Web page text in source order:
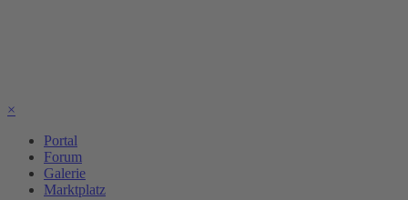
×
Portal
Forum
Galerie
Marktplatz